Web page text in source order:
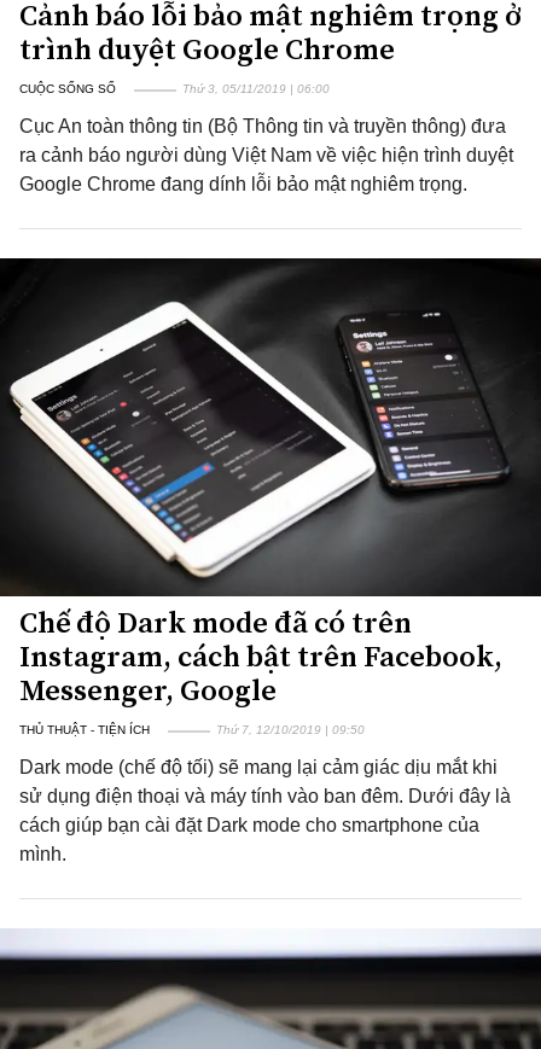
Cảnh báo lỗi bảo mật nghiêm trọng ở
trình duyệt Google Chrome
CUỘC SỐNG SỐ Thứ 3, 05/11/2019 | 06:00
Cục An toàn thông tin (Bộ Thông tin và truyền thông) đưa
ra cảnh báo người dùng Việt Nam về việc hiện trình duyệt
Google Chrome đang dính lỗi bảo mật nghiêm trọng.
Chế độ Dark mode đã có trên
Instagram, cách bật trên Facebook,
Messenger, Google
THỦ THUẬT - TIỆN ÍCH Thứ 7, 12/10/2019 | 09:50
Dark mode (chế độ tối) sẽ mang lại cảm giác dịu mắt khi
sử dụng điện thoại và máy tính vào ban đêm. Dưới đây là
cách giúp bạn cài đặt Dark mode cho smartphone của
mình.